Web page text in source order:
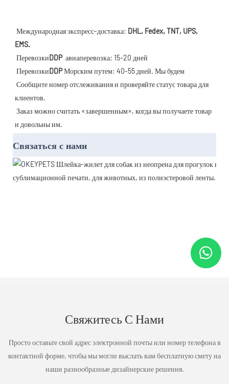
Международная экспресс-доставка: DHL, Fedex, TNT, UPS,
EMS.
ПеревозкиDDP авиаперевозка: 15-20 дней
ПеревозкиDDP Морским путем: 40-55 дней. Мы будем
клиентов.
и довольны им.
Связаться с нами
Свяжитесь С Нами
Просто оставьте свой адрес электронной почты или номер телефона в
контактной форме, чтобы мы могли выслать вам бесплатную смету на
наши разнообразные дизайнерские решения.